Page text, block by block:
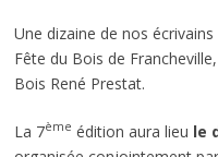
Une dizaine de nos
Fête du Bois de
Bois René Prestat.
La 7ème édition aura lieu le